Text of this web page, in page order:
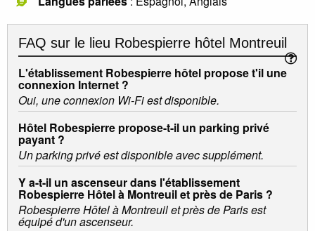
FAQ sur le lieu Robespierre hôtel Montreuil
L'établissement Robespierre hôtel propose t'il une
connexion Internet ?
Oui, une connexion Wi-Fi est disponible.
Hôtel Robespierre propose-t-il un parking privé
payant ?
Un parking privé est disponible avec supplément.
Y a-t-il un ascenseur dans l'établissement
Robespierre Hôtel à Montreuil et près de Paris ?
Robespierre Hôtel à Montreuil et près de Paris est
équipé d'un ascenseur.